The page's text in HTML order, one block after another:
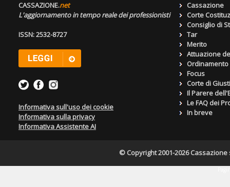
CASSAZIONE.net
L'aggiornamento in tempo reale dei professionisti
ISSN: 2532-8727
Informativa sull'uso dei cookie
Informativa sulla privacy
Informativa Assistente AI
Cassazione
Corte
Consiglio di
Tar
Merito
Attuazione
Focus
Corte di
Il Parere
Le FAQ dei
In breve
© Copyright 2001-2026 Cassazione